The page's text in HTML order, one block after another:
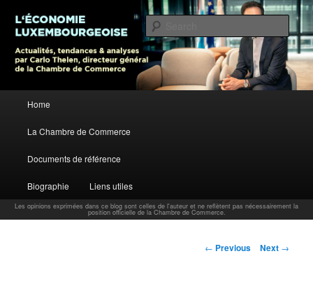
Carlo Thelen Blog
L’économie luxembourgeoise : Actualités, tendances et analyses par Carlo
Thelen, Directeur Général, Chambre de Commerce
Skip to primary content
Home
La Chambre de Commerce
Documents de référence
Biographie Liens utiles
Les opinions exprimées dans ce blog sont celles de l'auteur et ne reflètent pas nécessairement la
position officielle de la Chambre de Commerce.
Post navigation
← Previous Next →